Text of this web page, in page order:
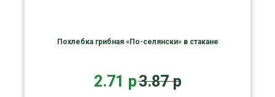
Похлебка грибная «По-селянски» в стакане
2.71 р3.87 р